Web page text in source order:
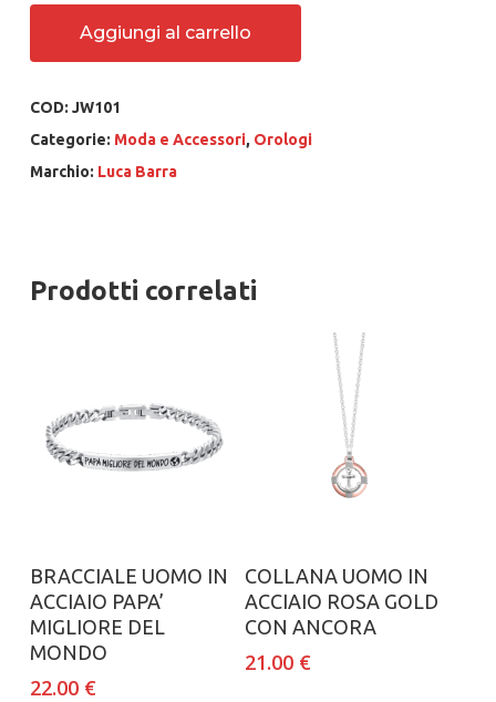
Aggiungi al carrello
COD: JW101
Categorie: Moda e Accessori, Orologi
Marchio: Luca Barra
Prodotti correlati
Aggiungi al carrello
BRACCIALE UOMO IN
ACCIAIO PAPA’
MIGLIORE DEL
MONDO
22.00 €
Aggiungi al carrello
COLLANA UOMO IN
ACCIAIO ROSA GOLD
CON ANCORA
21.00 €